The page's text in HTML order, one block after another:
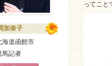
ってこと
加奈子
海道函館市
馬記者